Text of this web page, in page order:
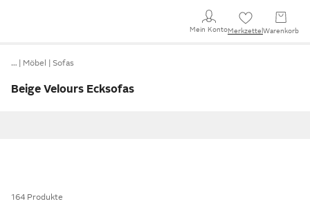
Mein KontoMerkzettel Warenkorb
… Möbel Sofas
Beige Velours Ecksofas
164 Produkte